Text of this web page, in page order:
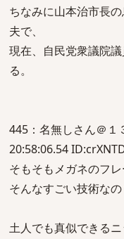
ちなみに山本治市長
夫で、
現在、自民党衆議院
る。
445：名無しさん＠
20:58:06.54
そもそもメガネのフ
そんなすごい技術なの
土人でも真似できるニ